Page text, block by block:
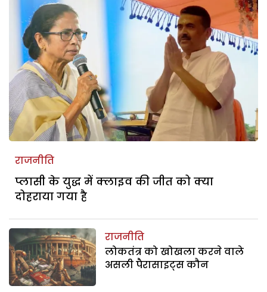
राजनीति
प्लासी के युद्ध में क्लाइव की जीत को क्या
दोहराया गया है
राजनीति
लोकतंत्र को खोखला करने वाले
असली पैरासाइट्स कौन